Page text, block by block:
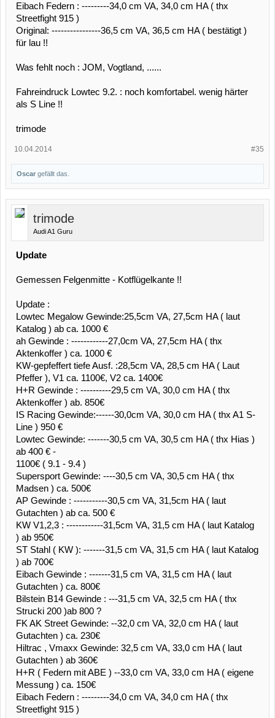
Eibach Federn : ---------34,0 cm VA, 34,0 cm HA ( thx
Streetfight 915 )
Original: ----------------36,5 cm VA, 36,5 cm HA ( bestätigt )
für lau !!
Was fehlt noch : JOM, Vogtland, ......
Fahreindruck Lowtec 9.2. : noch komfortabel. wenig härter
als S Line !!
trimode
#35
10.04.2014
Oscar gefällt das.
trimode
Audi A1 Guru
Update
Gemessen Felgenmitte - Kotflügelkante !!
Update :
Lowtec Megalow Gewinde:25,5cm VA, 27,5cm HA ( laut
Katalog ) ab ca. 1000 €
ah Gewinde : ------------27,0cm VA, 27,5cm HA ( thx
Aktenkoffer ) ca. 1000 €
KW-gepfeffert tiefe Ausf. :28,5cm VA, 28,5 cm HA ( Laut
Pfeffer ), V1 ca. 1100€, V2 ca. 1400€
H+R Gewinde : ----------29,5 cm VA, 30,0 cm HA ( thx
Aktenkoffer ) ab. 850€
IS Racing Gewinde:------30,0cm VA, 30,0 cm HA ( thx A1 S-
Line ) 950 €
Lowtec Gewinde: -------30,5 cm VA, 30,5 cm HA ( thx Hias )
ab 400 € -
1100€ ( 9.1 - 9.4 )
Supersport Gewinde: ----30,5 cm VA, 30,5 cm HA ( thx
Madsen ) ca. 500€
AP Gewinde : -----------30,5 cm VA, 31,5cm HA ( laut
Gutachten ) ab ca. 500 €
KW V1,2,3 : ------------31,5cm VA, 31,5 cm HA ( laut Katalog
) ab 950€
ST Stahl ( KW ): -------31,5 cm VA, 31,5 cm HA ( laut Katalog
) ab 700€
Eibach Gewinde : -------31,5 cm VA, 31,5 cm HA ( laut
Gutachten ) ca. 800€
Bilstein B14 Gewinde : ---31,5 cm VA, 32,5 cm HA ( thx
Strucki 200 )ab 800 ?
FK AK Street Gewinde: --32,0 cm VA, 32,0 cm HA ( laut
Gutachten ) ca. 230€
Hiltrac , Vmaxx Gewinde: 32,5 cm VA, 33,0 cm HA ( laut
Gutachten ) ab 360€
H+R ( Federn mit ABE ) --33,0 cm VA, 33,0 cm HA ( eigene
Messung ) ca. 150€
Eibach Federn : ---------34,0 cm VA, 34,0 cm HA ( thx
Streetfight 915 )